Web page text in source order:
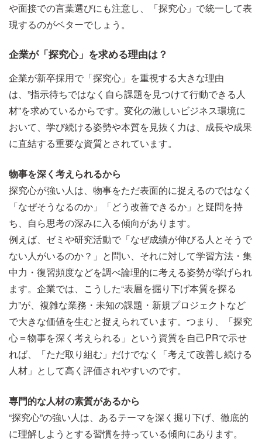
や面接での言葉選びにも注意し、「探究心」で統一して表
現するのがベターでしょう。
企業が「探究心」を求める理由は？
企業が新卒採用で「探究心」を重視する大きな理由
は、”指示待ちではなく自ら課題を見つけて行動できる人
材”を求めているからです。変化の激しいビジネス環境に
おいて、学び続ける姿勢や本質を見抜く力は、成長や成果
に直結する重要な資質とされています。
物事を深く考えられるから
探究心が強い人は、物事をただ表面的に捉えるのではなく
「なぜそうなるのか」「どう改善できるか」と疑問を持
ち、自ら思考の深みに入る傾向があります。
例えば、ゼミや研究活動で「なぜ成績が伸びる人とそうで
ない人がいるのか？」と問い、それに対して学習方法・集
中力・復習頻度などを調べ論理的に考える姿勢が挙げられ
ます。企業では、こうした“表層を掘り下げ本質を探る
力”が、複雑な業務・未知の課題・新規プロジェクトなど
で大きな価値を生むと捉えられています。つまり、「探究
心＝物事を深く考えられる」という資質を自己PRで示せ
れば、「ただ取り組む」だけでなく「考えて改善し続ける
人材」として高く評価されやすいのです。
専門的な人材の素質があるから
“探究心”の強い人は、あるテーマを深く掘り下げ、徹底的
に理解しようとする習慣を持っている傾向にあります。